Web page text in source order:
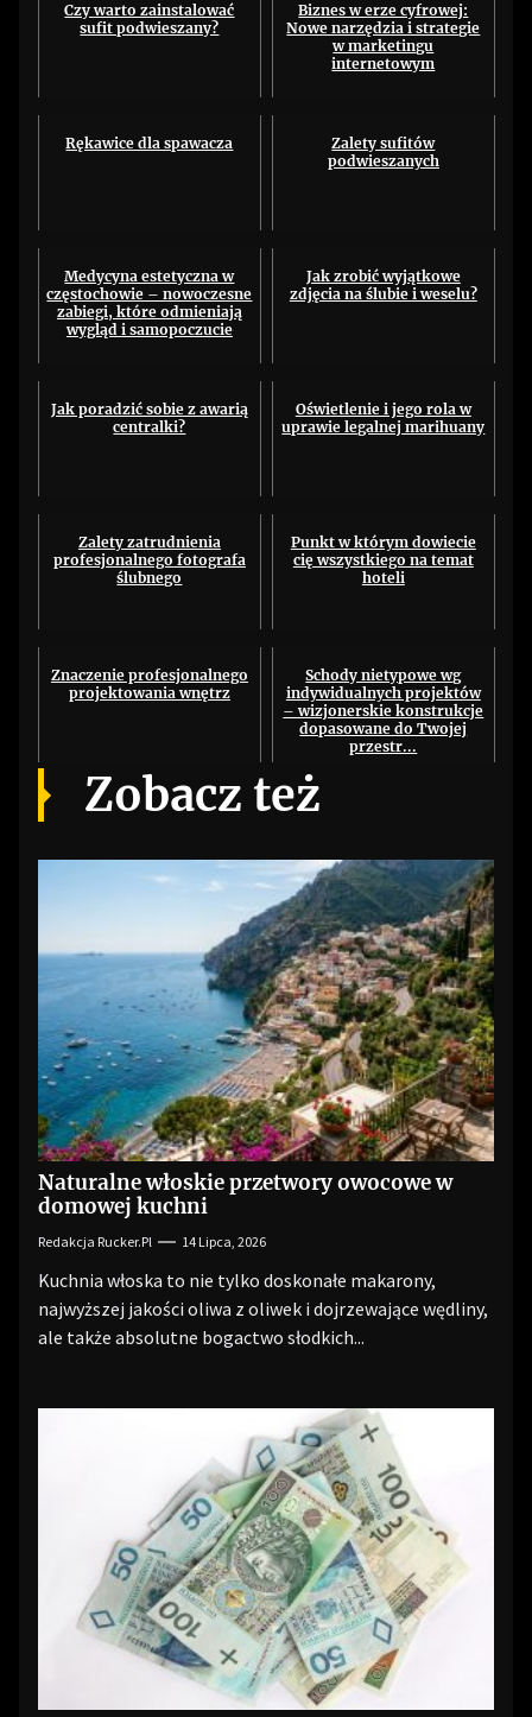
Czy warto zainstalować
sufit podwieszany?
Biznes w erze cyfrowej:
Nowe narzędzia i strategie
w marketingu
internetowym
Rękawice dla spawacza
Zalety sufitów
podwieszanych
Medycyna estetyczna w
częstochowie – nowoczesne
zabiegi, które odmieniają
wygląd i samopoczucie
Jak zrobić wyjątkowe
zdjęcia na ślubie i weselu?
Jak poradzić sobie z awarią
centralki?
Oświetlenie i jego rola w
uprawie legalnej marihuany
Zalety zatrudnienia
profesjonalnego fotografa
ślubnego
Punkt w którym dowiecie
cię wszystkiego na temat
hoteli
Znaczenie profesjonalnego
projektowania wnętrz
Schody nietypowe wg
indywidualnych projektów
– wizjonerskie konstrukcje
dopasowane do Twojej
przestr...
Zobacz też
Naturalne włoskie przetwory owocowe w
domowej kuchni
Redakcja Rucker.pl 14 Lipca, 2026
Kuchnia włoska to nie tylko doskonałe makarony,
najwyższej jakości oliwa z oliwek i dojrzewające wędliny,
ale także absolutne bogactwo słodkich...